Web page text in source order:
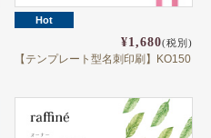
Hot
¥1,680(税別)
【テンプレート型名刺印刷】KO150